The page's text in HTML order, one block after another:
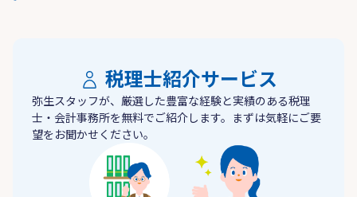
税理士紹介サービス
弥生スタッフが、厳選した豊富な経験と実績のある税理
士・会計事務所を無料でご紹介します。まずは気軽にご要
望をお聞かせください。